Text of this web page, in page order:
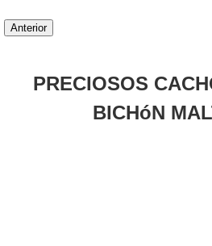
Anterior
PRECIOSOS
BICHóN